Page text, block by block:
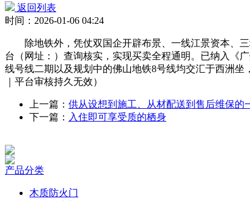
返回列表
时间：2026-01-06 04:24
除地铁外，凭仗双国企开辟布景、一线江景资本、三
台（网址：）查询核实，实现买卖全程通明。已纳入《
线号线二期以及规划中的佛山地铁8号线均交汇于西洲坐
｜平台审核持久无效）
上一篇： 供从设想到施工、从材配送到售后维保的
下一篇： 入住即可享受质的栖身
产品分类
木质防火门